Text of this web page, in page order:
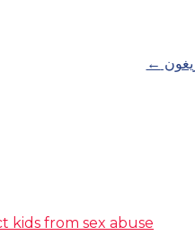
←
kids from sex abuse